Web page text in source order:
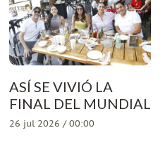
ASÍ SE VIVIÓ LA
FINAL DEL MUNDIAL
26 jul 2026 / 00:00